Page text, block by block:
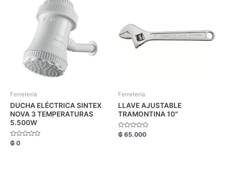
Ferretería
DUCHA ELÉCTRICA SINTEX
NOVA 3 TEMPERATURAS
5.500W
Valorado
con
₲ 0
Ferretería
LLAVE AJUSTABLE
TRAMONTINA 10″
Valorado
con
₲ 65.000